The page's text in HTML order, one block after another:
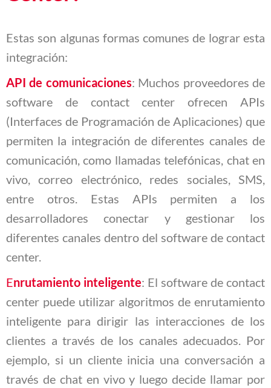
Estas son algunas formas comunes de lograr esta
integración:
API de comunicaciones: Muchos proveedores de
software de contact center ofrecen APIs
(Interfaces de Programación de Aplicaciones) que
permiten la integración de diferentes canales de
comunicación, como llamadas telefónicas, chat en
vivo, correo electrónico, redes sociales, SMS,
entre otros. Estas APIs permiten a los
desarrolladores conectar y gestionar los
diferentes canales dentro del software de contact
center.
Enrutamiento inteligente: El software de contact
center puede utilizar algoritmos de enrutamiento
inteligente para dirigir las interacciones de los
clientes a través de los canales adecuados. Por
ejemplo, si un cliente inicia una conversación a
través de chat en vivo y luego decide llamar por